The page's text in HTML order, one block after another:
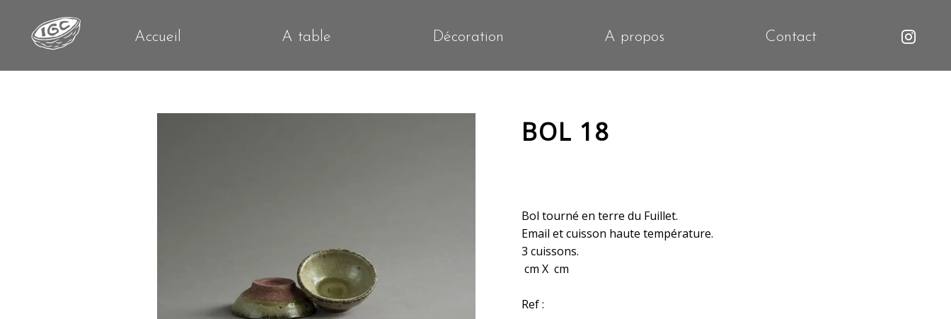
Accueil A table Décoration A propos Contact
BOL 18
Bol tourné en terre du Fuillet.
Email et cuisson haute température.
3 cuissons.
cm X cm
Ref :